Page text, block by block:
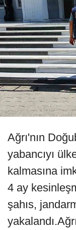
Ağrı'nın
yabancıyı
kalmasına
4 ay
şahıs,